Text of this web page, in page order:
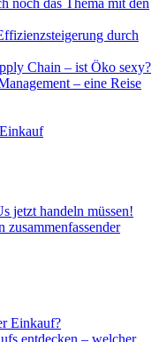
noch das Thema mit den
durch
Chain – ist Öko sexy?
– eine Reise
jetzt handeln müssen!
Einkauf?